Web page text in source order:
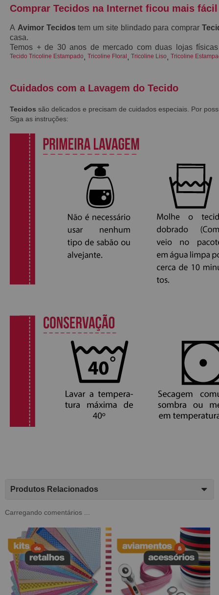
Comprar Tecidos na Internet ficou mais
A Avimor Tecidos tem um site blindado para comprar
casa.
Temos + de 30 anos de mercado com duas lojas
Tecido Tricoline Estampado, Tricoline Floral, Tricoline Liso, Tricoline
Cuidados com a Lavagem do Tecido
Tecidos são delicados e precisam de cuidados especiais. Por
Siga as instruções:
Produtos Relacionados
Carregando comentários ...